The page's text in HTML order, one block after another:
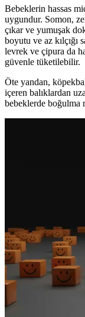
Bebeklerin hassas
uygundur. Somon,
çıkar ve yumuşak
boyutu ve az kılçığı
levrek ve çipura da
güvenle tüketilebilir.
Öte yandan,
içeren balıklardan
bebeklerde boğulma